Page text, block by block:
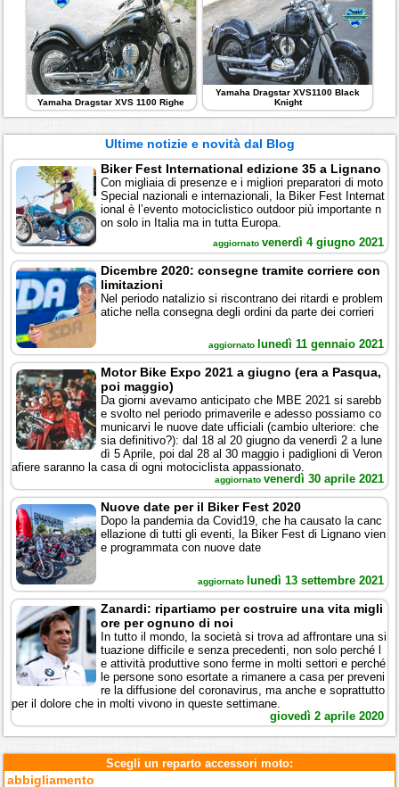
Yamaha Dragstar XVS 1100 Righe
Yamaha Dragstar XVS1100 Black
Knight
Ultime notizie e novità dal Blog
Biker Fest International edizione 35 a Lignano
Con migliaia di presenze e i migliori preparatori di moto
Special nazionali e internazionali, la Biker Fest Internat
ional è l’evento motociclistico outdoor più importante n
on solo in Italia ma in tutta Europa.
aggiornato venerdì 4 giugno 2021
Dicembre 2020: consegne tramite corriere con
limitazioni
Nel periodo natalizio si riscontrano dei ritardi e problem
atiche nella consegna degli ordini da parte dei corrieri
aggiornato lunedì 11 gennaio 2021
Motor Bike Expo 2021 a giugno (era a Pasqua,
poi maggio)
Da giorni avevamo anticipato che MBE 2021 si sarebb
e svolto nel periodo primaverile e adesso possiamo co
municarvi le nuove date ufficiali (cambio ulteriore: che
sia definitivo?): dal 18 al 20 giugno da venerdì 2 a lune
dì 5 Aprile, poi dal 28 al 30 maggio i padiglioni di Veron
afiere saranno la casa di ogni motociclista appassionato.
aggiornato venerdì 30 aprile 2021
Nuove date per il Biker Fest 2020
Dopo la pandemia da Covid19, che ha causato la canc
ellazione di tutti gli eventi, la Biker Fest di Lignano vien
e programmata con nuove date
aggiornato lunedì 13 settembre 2021
Zanardi: ripartiamo per costruire una vita migli
ore per ognuno di noi
In tutto il mondo, la società si trova ad affrontare una si
tuazione difficile e senza precedenti, non solo perché l
e attività produttive sono ferme in molti settori e perché
le persone sono esortate a rimanere a casa per preveni
re la diffusione del coronavirus, ma anche e soprattutto
per il dolore che in molti vivono in queste settimane.
giovedì 2 aprile 2020
Scegli un reparto accessori moto:
abbigliamento